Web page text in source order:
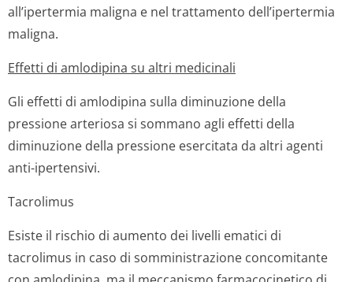
all’ipertermia maligna e nel trattamento dell’ipertermia
maligna.
Effetti di amlodipina su altri medicinali
Gli effetti di amlodipina sulla diminuzione della
pressione arteriosa si sommano agli effetti della
diminuzione della pressione esercitata da altri agenti
anti-ipertensivi.
Tacrolimus
Esiste il rischio di aumento dei livelli ematici di
tacrolimus in caso di somministrazione concomitante